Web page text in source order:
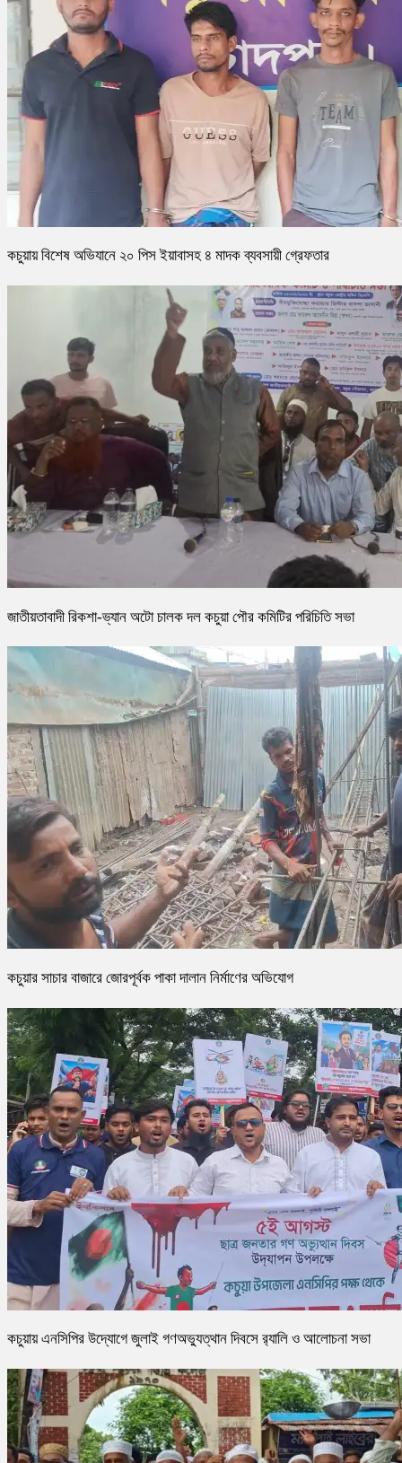
কচুয়ায় বিশেষ অভিযানে ২০ পিস ইয়াবাসহ ৪ মাদক ব্যবসায়ী গ্রেফতার
জাতীয়তাবাদী রিকশা-ভ্যান অটো চালক দল কচুয়া পৌর কমিটির পরিচিতি সভা
কচুয়ার সাচার বাজারে জোরপূর্বক পাকা দালান নির্মাণের অভিযোগ
কচুয়ায় এনসিপির উদ্যোগে জুলাই গণঅভ্যুত্থান দিবসে র‌্যালি ও আলোচনা সভা